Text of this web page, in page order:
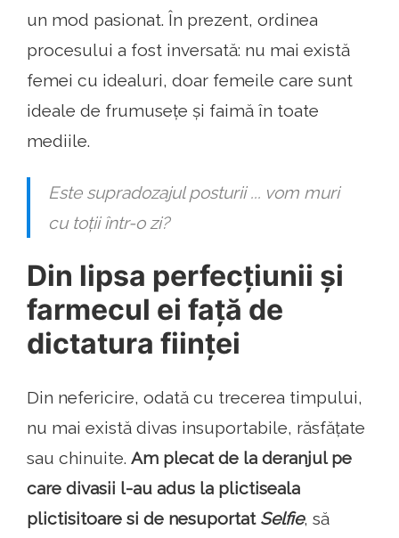
un mod pasionat. În prezent, ordinea
procesului a fost inversată: nu mai există
femei cu idealuri, doar femeile care sunt
ideale de frumusețe și faimă în toate
mediile.
Este supradozajul posturii ... vom muri
cu toții într-o zi?
Din lipsa perfecțiunii și
farmecul ei față de
dictatura ființei
Din nefericire, odată cu trecerea timpului,
nu mai există divas insuportabile, răsfățate
sau chinuite. Am plecat de la deranjul pe
care divasii l-au adus la plictiseala
plictisitoare si de nesuportat Selfie, să